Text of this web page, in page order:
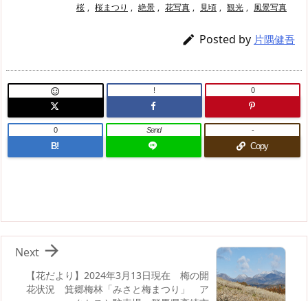
桜 , 桜まつり , 絶景 , 花写真 , 見頃 , 観光 , 風景写真
 Posted by 片隅健吾
 ! 0
B!
0 Send
Copy
-
【花だより】2024年3月13日現在 梅の開
花状況 箕郷梅林「みさと梅まつり」 ア

Next